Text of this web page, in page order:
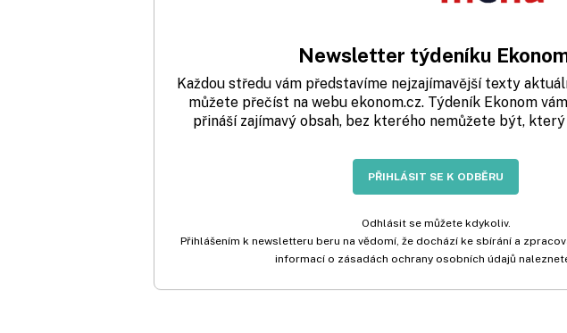
Newsletter týdeníku
Každou středu vám představíme nejzajímavější texty
můžete přečíst na webu ekonom.cz. Týdeník Ekonom
přináší zajímavý obsah, bez kterého nemůžete být, který
PŘIHLÁSIT SE K ODBĚRU
Odhlásit se můžete kdykoliv.
Přihlášením k newsletteru beru na vědomí, že dochází ke sbírání a
informací o zásadách ochrany osobních údajů